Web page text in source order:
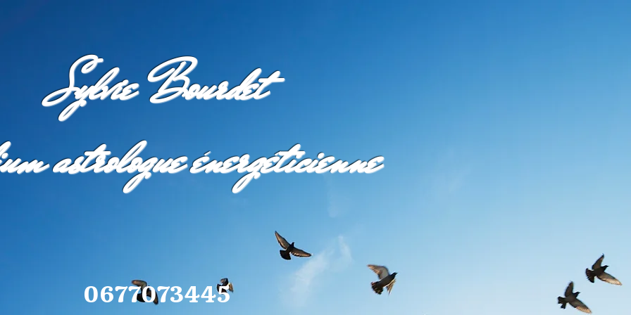
Sylvie Bourdet
astrologue énergéticienne
0677073445